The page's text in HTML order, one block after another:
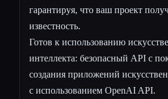
гарантируя, что ваш проект
известность.
Готов к использованию
интеллекта: безопасный API с
создания приложений
с использованием OpenAI API.